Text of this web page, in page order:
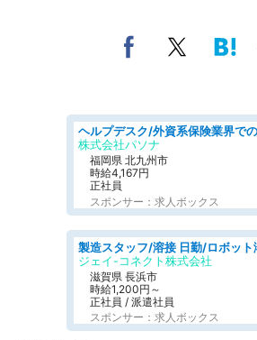
株式会社パソナ
福岡県 北九州市
時給4,167円
正社員
スポンサー：求人ボックス
ジェイ-コネクト株式会社
滋賀県 長浜市
時給1,200円～
正社員 / 派遣社員
スポンサー：求人ボックス